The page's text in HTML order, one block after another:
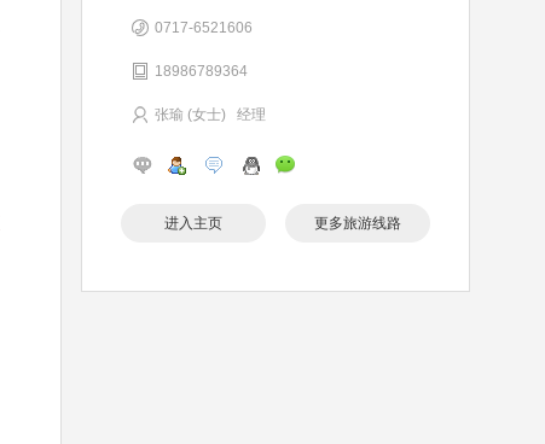
0717-6521606
18986789364
张瑜 (女士) 经理
进入主页 更多旅游线路